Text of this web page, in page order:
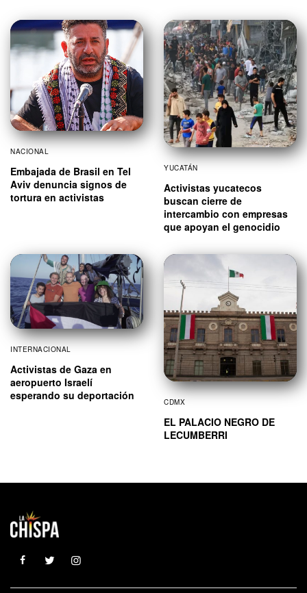
NACIONAL
Embajada de Brasil en Tel
Aviv denuncia signos de
tortura en activistas
YUCATÁN
Activistas yucatecos
buscan cierre de
intercambio con empresas
que apoyan el genocidio
INTERNACIONAL
Activistas de Gaza en
aeropuerto Israelí
esperando su deportación
CDMX
EL PALACIO NEGRO DE
LECUMBERRI